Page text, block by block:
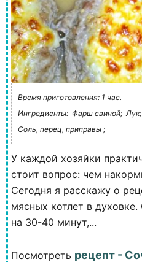
Время приготовления: 1 час.
Ингредиенты: Фарш свиной; Лук;
Соль, перец, приправы ;
У каждой хозяйки
стоит вопрос: чем
Сегодня я расскажу о
мясных котлет в
на 30-40 минут,...
Посмотреть рецепт -